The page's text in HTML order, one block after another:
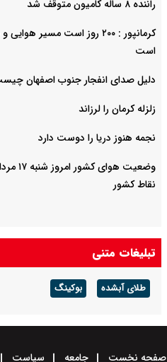
راننده ۸ ساله کامیون متوقف شد
کرمانپور : ۲۰۰ روز است مسیر
است
دلیل صدای انفجار جنوب اصفهان
زلزله کرمان را لرزاند
نجمه هنوز دریا را دوست دارد
نقاط کشور
تبلیغات متنی
طلای آبشده بوکینگ
صفحه نخست جامعه سیاست